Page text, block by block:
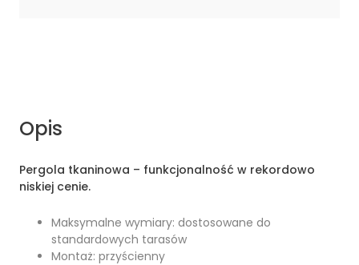
Opis
Pergola tkaninowa – funkcjonalność w rekordowo
niskiej cenie.
Maksymalne wymiary: dostosowane do
standardowych tarasów
Montaż: przyścienny